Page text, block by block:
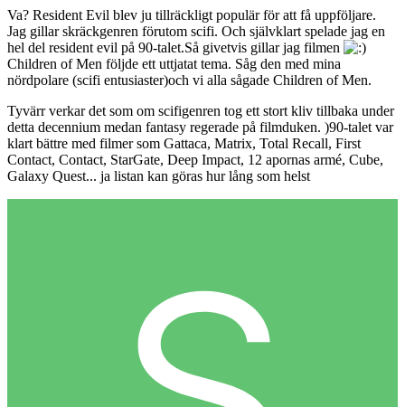
Va? Resident Evil blev ju tillräckligt populär för att få uppföljare.
Jag gillar skräckgenren förutom scifi. Och självklart spelade jag en
hel del resident evil på 90-talet.Så givetvis gillar jag filmen
Children of Men följde ett uttjatat tema. Såg den med mina
nördpolare (scifi entusiaster)och vi alla sågade Children of Men.
Tyvärr verkar det som om scifigenren tog ett stort kliv tillbaka under
detta decennium medan fantasy regerade på filmduken. )90-talet var
klart bättre med filmer som Gattaca, Matrix, Total Recall, First
Contact, Contact, StarGate, Deep Impact, 12 apornas armé, Cube,
Galaxy Quest... ja listan kan göras hur lång som helst